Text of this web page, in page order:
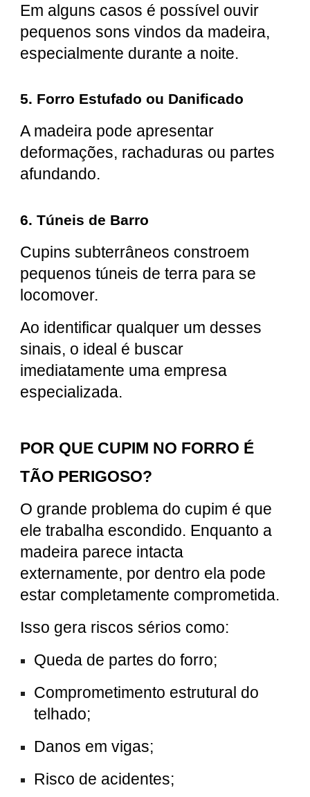
Em alguns casos é possível ouvir
pequenos sons vindos da madeira,
especialmente durante a noite.
5. Forro Estufado ou Danificado
A madeira pode apresentar
deformações, rachaduras ou partes
afundando.
6. Túneis de Barro
Cupins subterrâneos constroem
pequenos túneis de terra para se
locomover.
Ao identificar qualquer um desses
sinais, o ideal é buscar
imediatamente uma empresa
especializada.
POR QUE CUPIM NO FORRO É
TÃO PERIGOSO?
O grande problema do cupim é que
ele trabalha escondido. Enquanto a
madeira parece intacta
externamente, por dentro ela pode
estar completamente comprometida.
Isso gera riscos sérios como:
Queda de partes do forro;
Comprometimento estrutural do
telhado;
Danos em vigas;
Risco de acidentes;